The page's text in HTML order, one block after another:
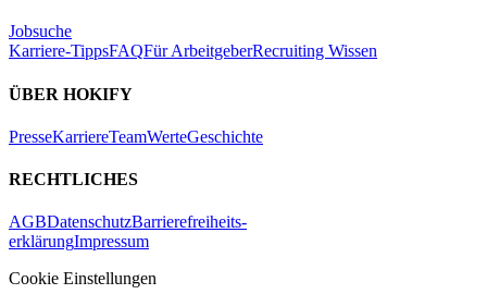
Jobsuche
Karriere-TippsFAQFür ArbeitgeberRecruiting Wissen
ÜBER HOKIFY
PresseKarriereTeamWerteGeschichte
RECHTLICHES
AGBDatenschutzBarrierefreiheits-
erklärungImpressum
Cookie Einstellungen